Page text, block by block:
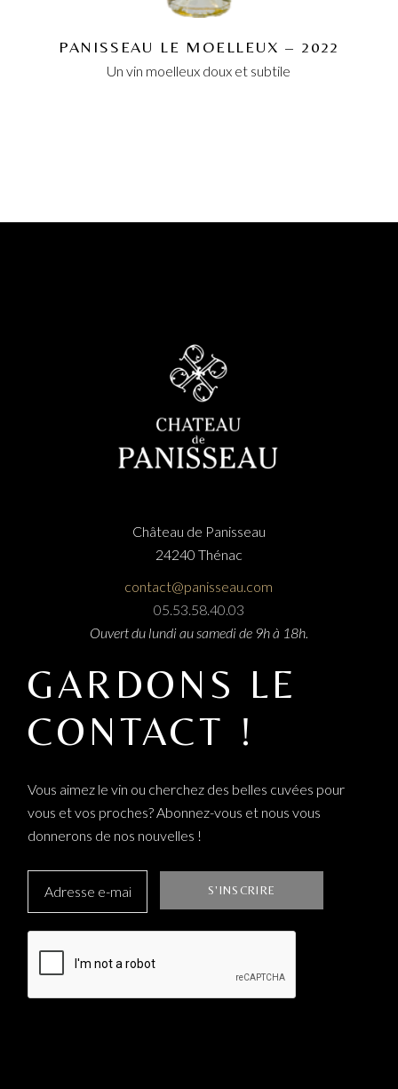
PANISSEAU LE MOELLEUX – 2022
Un vin moelleux doux et subtile
Château de Panisseau
24240 Thénac
contact@panisseau.com
05.53.58.40.03
Ouvert du lundi au samedi de 9h à 18h.
GARDONS LE
CONTACT !
Vous aimez le vin ou cherchez des belles cuvées pour
vous et vos proches? Abonnez-vous et nous vous
donnerons de nos nouvelles !